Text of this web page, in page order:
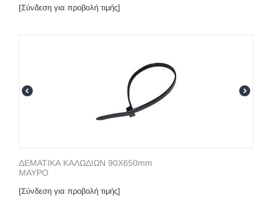
[Σύνδεση για προβολή τιμής]
ΔΕΜΑΤΙΚΑ ΚΑΛΩΔΙΩΝ 90X650mm
ΜΑΥΡΟ
[Σύνδεση για προβολή τιμής]